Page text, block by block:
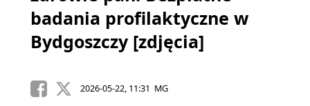
badania profilaktyczne w
Bydgoszczy [zdjęcia]
2026-05-22, 11:31 MG